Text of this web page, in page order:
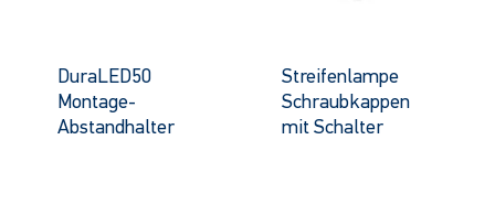
DuraLED50
Montage-
Abstandhalter
Streifenlampe
Schraubkappen
mit Schalter